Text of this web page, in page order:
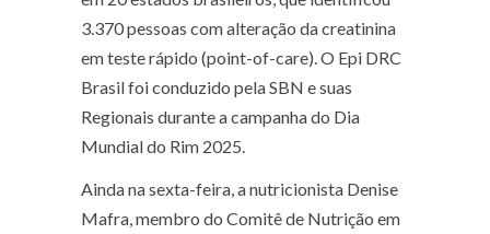
3.370 pessoas com alteração da creatinina
em teste rápido (point-of-care). O Epi DRC
Brasil foi conduzido pela SBN e suas
Regionais durante a campanha do Dia
Mundial do Rim 2025.
Ainda na sexta-feira, a nutricionista Denise
Mafra, membro do Comitê de Nutrição em